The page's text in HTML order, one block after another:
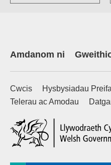
Amdanom ni
Cwcis
Hysbysiadau
Telerau ac Amodau